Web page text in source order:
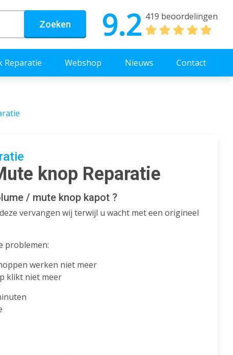
Zoeken 9.2 419 beoordelingen
Reparatie Webshop Nieuws Contact
knop Reparatie
/ mute knop kapot ?
vervangen wij terwijl u wacht met een origineel
problemen:
werken niet meer
klikt niet meer